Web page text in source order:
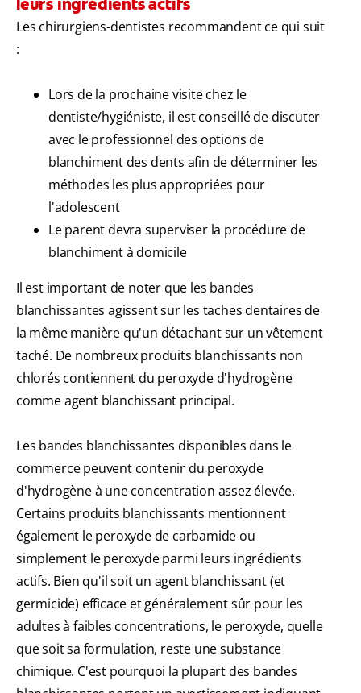
Les chirurgiens-dentistes recommandent ce qui suit
:
Lors de la prochaine visite chez le
dentiste/hygiéniste, il est conseillé de discuter
avec le professionnel des options de
blanchiment des dents afin de déterminer les
méthodes les plus appropriées pour
l'adolescent
Le parent devra superviser la procédure de
blanchiment à domicile
Il est important de noter que les bandes
blanchissantes agissent sur les taches dentaires de
la même manière qu'un détachant sur un vêtement
taché. De nombreux produits blanchissants non
chlorés contiennent du peroxyde d'hydrogène
comme agent blanchissant principal.
Les bandes blanchissantes disponibles dans le
commerce peuvent contenir du peroxyde
d'hydrogène à une concentration assez élevée.
Certains produits blanchissants mentionnent
également le peroxyde de carbamide ou
simplement le peroxyde parmi leurs ingrédients
actifs. Bien qu'il soit un agent blanchissant (et
germicide) efficace et généralement sûr pour les
adultes à faibles concentrations, le peroxyde, quelle
que soit sa formulation, reste une substance
chimique. C'est pourquoi la plupart des bandes